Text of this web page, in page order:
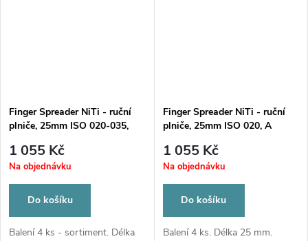
Finger Spreader NiTi - ruční
plniče, 25mm ISO 020-035,
1 055 Kč
Na objednávku
Do košíku
Balení 4 ks - sortiment. Délka
Finger Spreader NiTi - ruční
plniče, 25mm ISO 020, A
1 055 Kč
Na objednávku
Do košíku
Balení 4 ks. Délka 25 mm.